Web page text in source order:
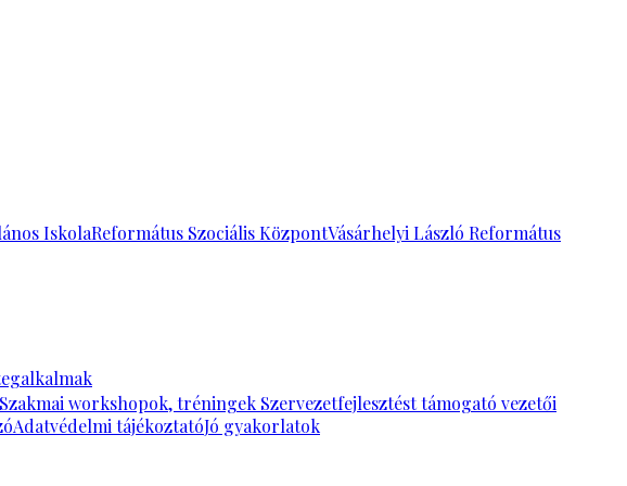
IskolaReformátus Szociális KözpontVásárhelyi László Református
Szakmai workshopok, tréningek Szervezetfejlesztést támogató vezetői
Adatvédelmi tájékoztatóJó gyakorlatok